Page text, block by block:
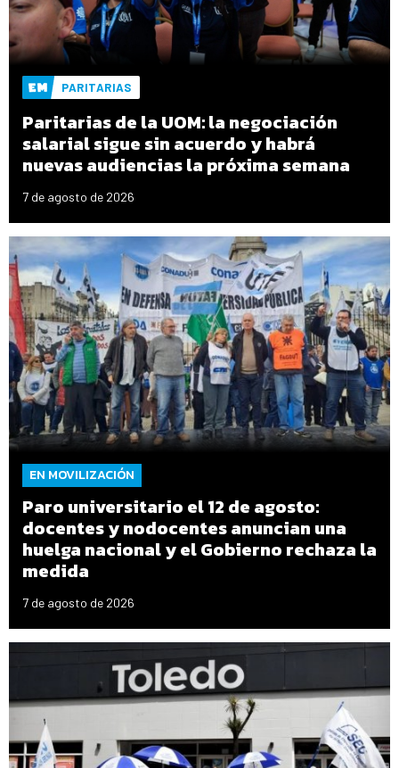
PARITARIAS
Paritarias de la UOM: la negociación
salarial sigue sin acuerdo y habrá
nuevas audiencias la próxima semana
7 de agosto de 2026
EN MOVILIZACIÓN
Paro universitario el 12 de agosto:
docentes y nodocentes anuncian una
huelga nacional y el Gobierno rechaza la
medida
7 de agosto de 2026